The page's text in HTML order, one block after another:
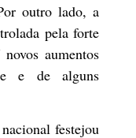
outro lado, a
pela forte
aumentos
e de alguns
festejou